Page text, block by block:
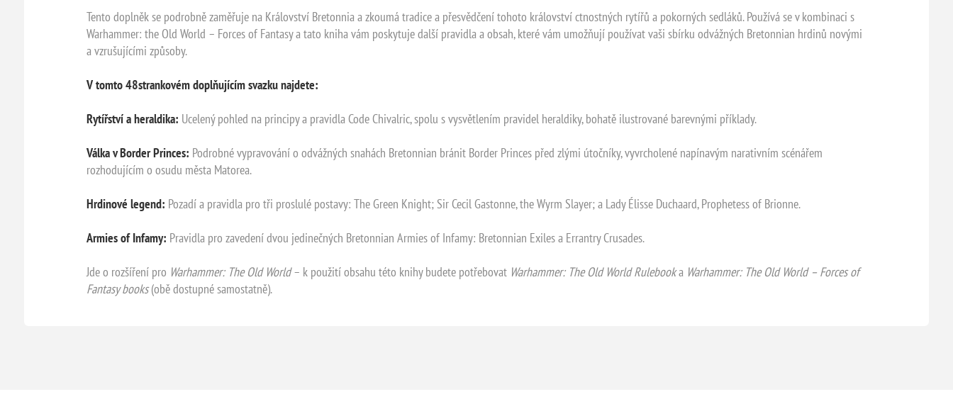
Tento doplněk se podrobně zaměřuje na Království Bretonnia a zkoumá tradice a přesvědčení tohoto království ctnostných rytířů a pokorných sedláků. Používá se v kombinaci s
Warhammer: the Old World – Forces of Fantasy a tato kniha vám poskytuje další pravidla a obsah, které vám umožňují používat vaši sbírku odvážných Bretonnian hrdinů novými
a vzrušujícími způsoby.
V tomto 48strankovém doplňujícím svazku najdete:
Rytířství a heraldika: Ucelený pohled na principy a pravidla Code Chivalric, spolu s vysvětlením pravidel heraldiky, bohatě ilustrované barevnými příklady.
Válka v Border Princes: Podrobné vypravování o odvážných snahách Bretonnian bránit Border Princes před zlými útočníky, vyvrcholené napínavým narativním scénářem
rozhodujícím o osudu města Matorea.
Hrdinové legend: Pozadí a pravidla pro tři proslulé postavy: The Green Knight; Sir Cecil Gastonne, the Wyrm Slayer; a Lady Élisse Duchaard, Prophetess of Brionne.
Armies of Infamy: Pravidla pro zavedení dvou jedinečných Bretonnian Armies of Infamy: Bretonnian Exiles a Errantry Crusades.
Jde o rozšíření pro Warhammer: The Old World– k použití obsahu této knihy budete potřebovat Warhammer: The Old World Rulebooka Warhammer: The Old World – Forces of
Fantasy books(obě dostupné samostatně).